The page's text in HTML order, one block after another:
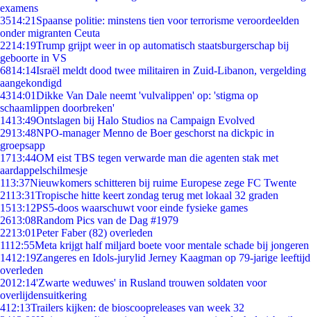
examens
3514:21 Spaanse politie: minstens tien voor terrorisme veroordeelden
onder migranten Ceuta
2214:19Trump grijpt weer in op automatisch staatsburgerschap bij
geboorte in VS
6814:14Israël meldt dood twee militairen in Zuid-Libanon, vergelding
aangekondigd
4314:01Dikke Van Dale neemt 'vulvalippen' op: 'stigma op
schaamlippen doorbreken'
1413:49Ontslagen bij Halo Studios na Campaign Evolved
2913:48NPO-manager Menno de Boer geschorst na dickpic in
groepsapp
1713:44OM eist TBS tegen verwarde man die agenten stak met
aardappelschilmesje
113:37Nieuwkomers schitteren bij ruime Europese zege FC Twente
2113:31Tropische hitte keert zondag terug met lokaal 32 graden
1513:12PS5-doos waarschuwt voor einde fysieke games
2613:08Random Pics van de Dag #1979
2213:01Peter Faber (82) overleden
1112:55Meta krijgt half miljard boete voor mentale schade bij jongeren
1412:19Zangeres en Idols-jurylid Jerney Kaagman op 79-jarige leeftijd
overleden
2012:14'Zwarte weduwes' in Rusland trouwen soldaten voor
overlijdensuitkering
412:13Trailers kijken: de bioscoopreleases van week 32